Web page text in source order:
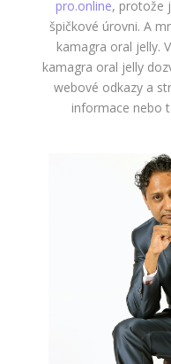
pro.online, protože
špičkové úrovni. A
kamagra oral jelly.
kamagra oral jelly
webové odkazy a
informace nebo